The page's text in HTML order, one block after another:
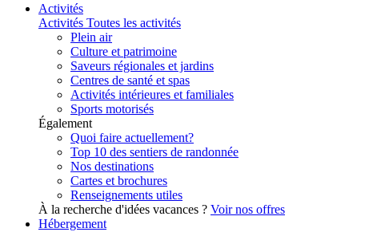
Activités
Activités Toutes les activités
Plein air
Culture et patrimoine
Saveurs régionales et jardins
Centres de santé et spas
Activités intérieures et familiales
Sports motorisés
Également
Quoi faire actuellement?
Top 10 des sentiers de randonnée
Nos destinations
Cartes et brochures
Renseignements utiles
À la recherche d'idées vacances ? Voir nos offres
Hébergement